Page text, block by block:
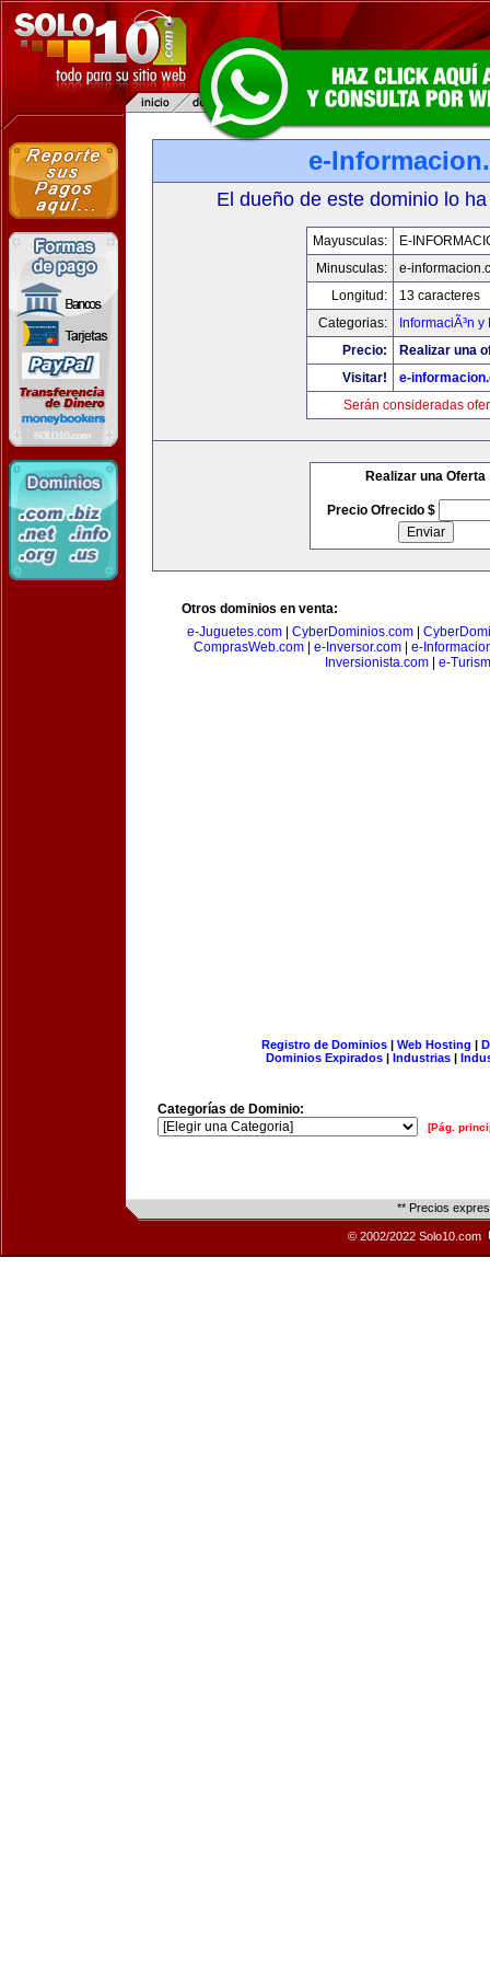
e-
El dueño de este dominio lo
Mayusculas:
E-
Minusculas:
e-
Longitud:
13 caracteres
Categorias:
InformaciÃ³n
Precio:
Realizar una
Visitar!
e-
Serán consideradas
Realizar una Oferta
Precio Ofrecido $
Otros dominios en venta:
e-Juguetes.com| CyberDominios.com|
ComprasWeb.com
e-Inversor.com
e-
Inversionista.com| e-
Registro de Dominios| Web Hosting |
Dominios Expirados | Industrias |
Categorías de Dominio:
[Pág.
** Precios
© 2002/2022 Solo10.com